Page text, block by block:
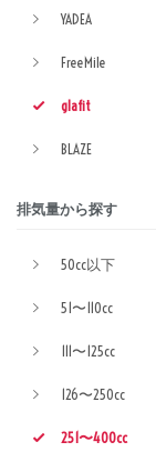
YADEA
FreeMile
glafit
BLAZE
排気量から探す
50cc以下
51〜110cc
111〜125cc
126〜250cc
251〜400cc